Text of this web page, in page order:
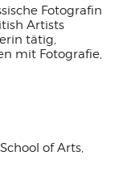
Fotografin
Artists
tätig,
mit Fotografie,
of Arts,